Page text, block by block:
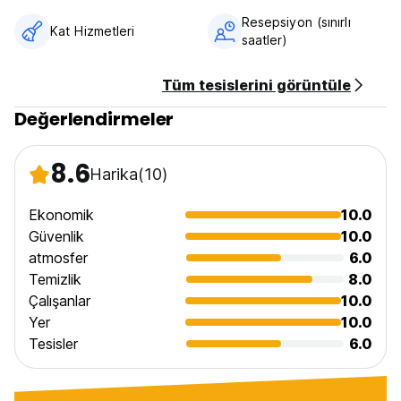
language)Kat Hizmetleri
Resepsiyon (sınırlı
saatler)
Tüm tesislerini görüntüle
Değerlendirmeler
8.6Harika(10)
Ekonomik
10.0
Güvenlik
10.0
atmosfer
6.0
Temizlik
8.0
Çalışanlar
10.0
Yer
10.0
Tesisler
6.0